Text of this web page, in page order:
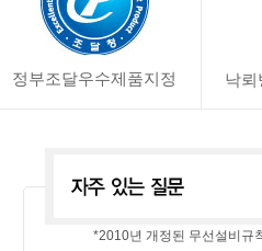
정부조달우수제품지정 낙뢰
*2010년 개정된 무선설비규